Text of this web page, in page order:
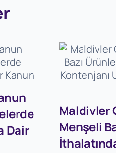
Dair
Maldivler
Menşeli